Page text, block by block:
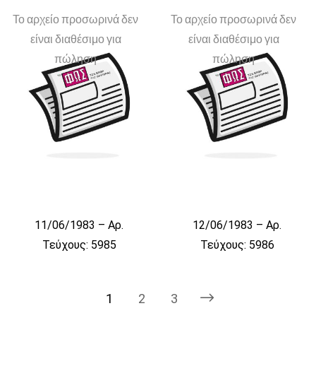
Το αρχείο προσωρινά δεν
είναι διαθέσιμο για
πώληση
11/06/1983 – Αρ.
Τεύχους: 5985
Το αρχείο προσωρινά δεν
είναι διαθέσιμο για
πώληση
12/06/1983 – Αρ.
Τεύχους: 5986
1 2 3